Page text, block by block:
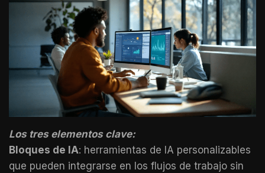
Los tres elementos clave:
Bloques de IA: herramientas de IA personalizables
que pueden integrarse en los flujos de trabajo sin